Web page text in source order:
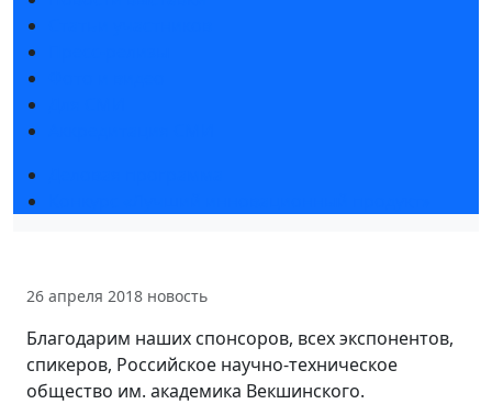
26 апреля 2018 новость
Благодарим наших спонсоров, всех экспонентов,
спикеров, Российское научно-техническое
общество им. академика Векшинского.